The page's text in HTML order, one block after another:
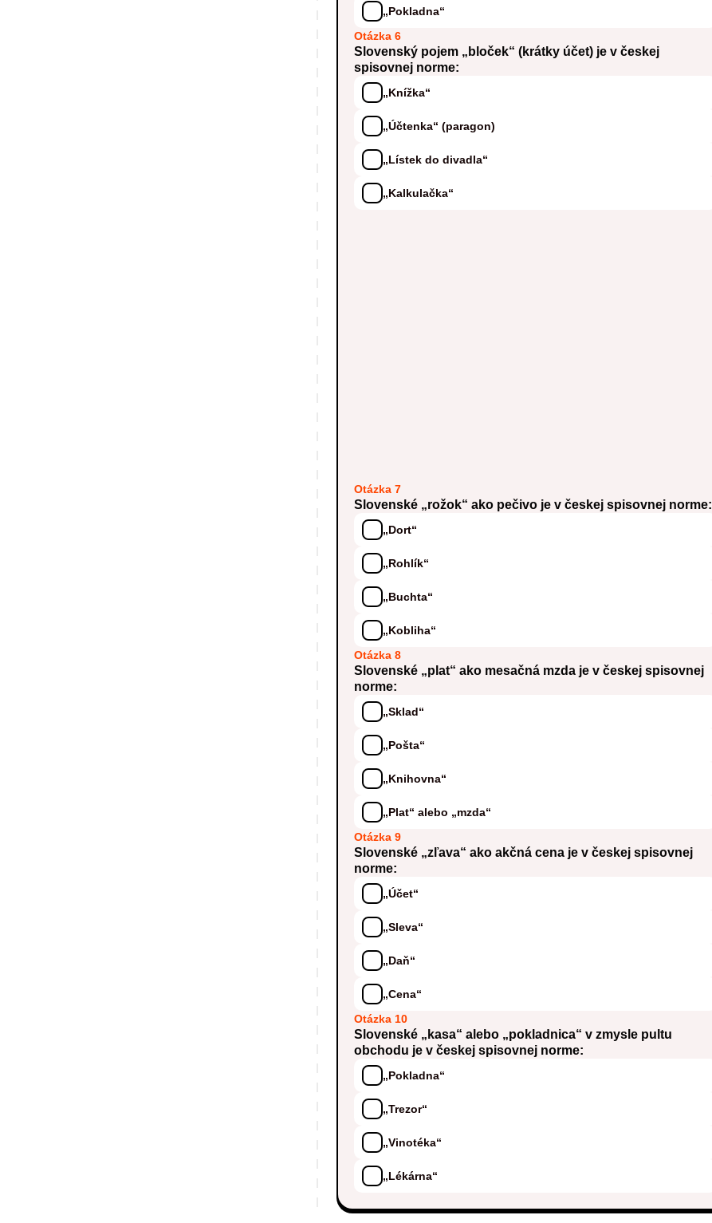
„Pokladna“
Otázka 6
Slovenský pojem „bloček“ (krátky účet) je v českej
spisovnej norme:
„Knížka“
„Účtenka“ (paragon)
„Lístek do divadla“
„Kalkulačka“
Otázka 7
Slovenské „rožok“ ako pečivo je v českej spisovnej norme:
„Dort“
„Rohlík“
„Buchta“
„Kobliha“
Otázka 8
Slovenské „plat“ ako mesačná mzda je v českej spisovnej
norme:
„Sklad“
„Pošta“
„Knihovna“
„Plat“ alebo „mzda“
Otázka 9
Slovenské „zľava“ ako akčná cena je v českej spisovnej
norme:
„Účet“
„Sleva“
„Daň“
„Cena“
Otázka 10
Slovenské „kasa“ alebo „pokladnica“ v zmysle pultu
obchodu je v českej spisovnej norme:
„Pokladna“
„Trezor“
„Vinotéka“
„Lékárna“